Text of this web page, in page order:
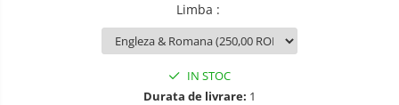
Negociere (Achizitie / Vanzari /
Cooperare / Competitie)
OPERATIUNI AERIENE MILITARE SI
Limba :
IN STOC
Durata de livrare: 1